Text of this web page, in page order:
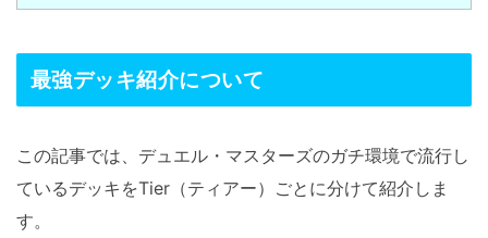
最強デッキ紹介について
この記事では、デュエル・マスターズのガチ環境で流行し
ているデッキをTier（ティアー）ごとに分けて紹介しま
す。